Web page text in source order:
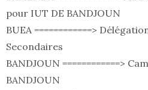
pour IUT DE BANDJOUN
BUEA ============>
Secondaires
BANDJOUN ============>
BANDJOUN